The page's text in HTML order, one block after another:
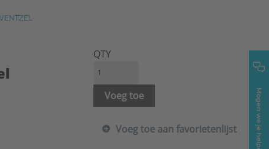
Mogen we je helpen?
QTY
Voeg toe
Voeg toe aan favorietenlijst